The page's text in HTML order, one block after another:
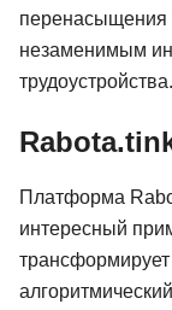
перенасыщения
незаменимым
трудоустройства.
Платформа
интересный